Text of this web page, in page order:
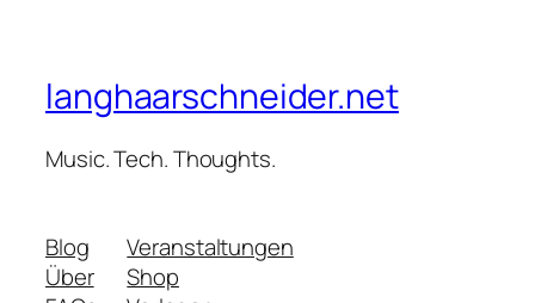
langhaarschneider.net
Music. Tech. Thoughts.
Blog
Über
Veranstaltungen
Shop